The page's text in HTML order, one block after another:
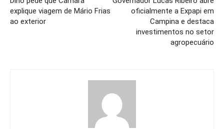
explique viagem de Mário Frias
ao exterior
oficialmente a Expapi em
Campina e destaca
investimentos no setor
agropecuário